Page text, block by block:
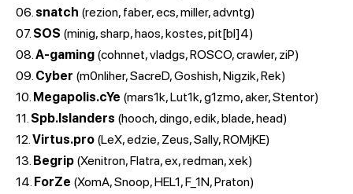
06. snatch (rezion, faber, ecs, miller, advntg)
07. SOS (minig, sharp, haos, kostes, pit[bl]4)
08. A-gaming (cohnnet, vladgs, ROSCO, crawler, ziP)
09. Cyber (m0nliher, SacreD, Goshish, Nigzik, Rek)
10. Megapolis.cYe (mars1k, Lut1k, g1zmo, aker, Stentor)
11. Spb.Islanders (hooch, dingo, edik, blade, head)
12. Virtus.pro (LeX, edzie, Zeus, Sally, ROMjKE)
13. Begrip (Xenitron, Flatra, ex, redman, xek)
14. ForZe (XomA, Snoop, HEL1, F_1N, Praton)